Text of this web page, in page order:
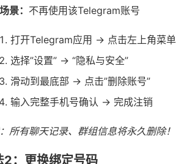
景： 不再使用该Telegram账号
打开Telegram应用 → 点击左上角菜单
选择”设置” → “隐私与安全”
滑动到最底部 → 点击”删除账号”
输入完整手机号确认 → 完成注销
所有聊天记录、群组信息将永久删除！
2：更换绑定号码